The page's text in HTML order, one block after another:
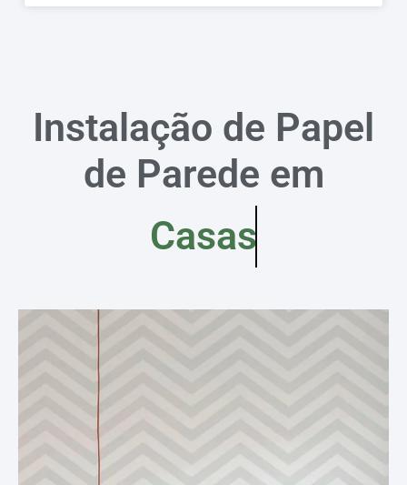
Instalação de Papel
de Parede em
Casas